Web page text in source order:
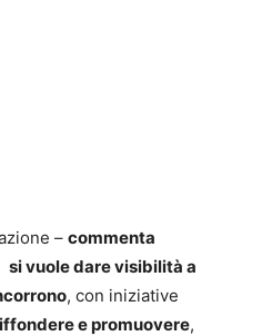
– commenta
si vuole dare visibilità a
, con iniziative
e promuovere,